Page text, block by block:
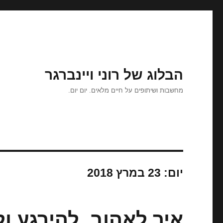
הבלוג של רוני ויינברגר
מחשבות ושיתופים על חיים מלאים. יום יום.
יום: 23 במרץ 2018